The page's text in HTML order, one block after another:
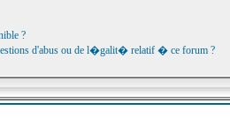
?
d'abus ou de l�galit� relatif � ce forum ?